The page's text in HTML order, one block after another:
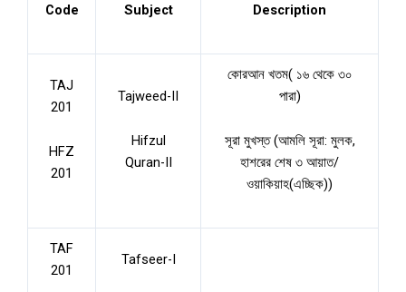
Code Subject Description
TAJ
201
HFZ
201
Tajweed-II
Hifzul
Quran-II
কোরআন খতম( ১৬ থেকে ৩০
পারা)
সূরা মুখস্ত (আমলি সূরা: মুলক,
হাশরের শেষ ৩ আয়াত/
ওয়াকিয়াহ(এচ্ছিক))
TAF
201
Tafseer-I